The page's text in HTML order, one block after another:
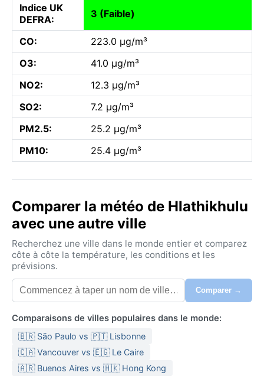
Indice UK
DEFRA:
3 (Faible)
CO:
223.0 µg/m³
O3:
41.0 µg/m³
NO2:
12.3 µg/m³
SO2:
7.2 µg/m³
PM2.5:
25.2 µg/m³
PM10:
25.4 µg/m³
Comparer la météo de Hlathikhulu
avec une autre ville
Recherchez une ville dans le monde entier et comparez
côte à côte la température, les conditions et les
prévisions.
Comparer →
Comparaisons de villes populaires dans le monde:
🇧🇷 São Paulo vs 🇵🇹 Lisbonne
🇨🇦 Vancouver vs 🇪🇬 Le Caire
🇦🇷 Buenos Aires vs 🇭🇰 Hong Kong